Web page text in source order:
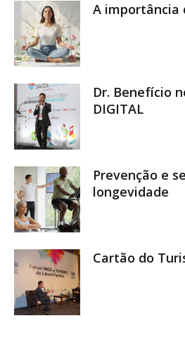
A importância
Dr. Benefício
DIGITAL
Prevenção e
longevidade
Cartão do